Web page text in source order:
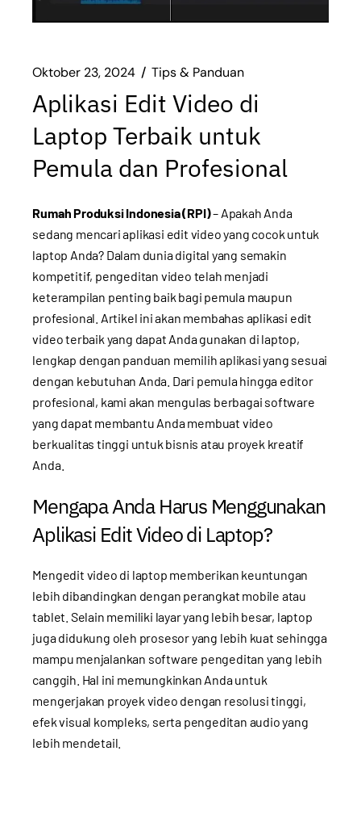
Oktober 23, 2024 Tips & Panduan
Aplikasi Edit Video di
Laptop Terbaik untuk
Pemula dan Profesional
Rumah Produksi Indonesia (RPI)– Apakah Anda
sedang mencari aplikasi edit video yang cocok untuk
laptop Anda? Dalam dunia digital yang semakin
kompetitif, pengeditan video telah menjadi
keterampilan penting baik bagi pemula maupun
profesional. Artikel ini akan membahas aplikasi edit
video terbaik yang dapat Anda gunakan di laptop,
lengkap dengan panduan memilih aplikasi yang sesuai
dengan kebutuhan Anda. Dari pemula hingga editor
profesional, kami akan mengulas berbagai software
yang dapat membantu Anda membuat video
berkualitas tinggi untuk bisnis atau proyek kreatif
Anda.
Mengapa Anda Harus Menggunakan
Aplikasi Edit Video di Laptop?
Mengedit video di laptop memberikan keuntungan
lebih dibandingkan dengan perangkat mobile atau
tablet. Selain memiliki layar yang lebih besar, laptop
juga didukung oleh prosesor yang lebih kuat sehingga
mampu menjalankan software pengeditan yang lebih
canggih. Hal ini memungkinkan Anda untuk
mengerjakan proyek video dengan resolusi tinggi,
efek visual kompleks, serta pengeditan audio yang
lebih mendetail.